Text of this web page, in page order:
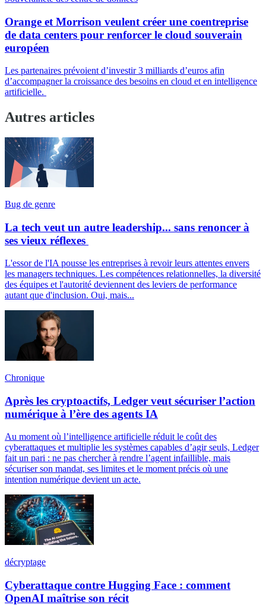
Orange et Morrison veulent créer une coentreprise
de data centers pour renforcer le cloud souverain
européen
Les partenaires prévoient d’investir 3 milliards d’euros afin
d’accompagner la croissance des besoins en cloud et en intelligence
artificielle.
Autres articles
Bug de genre
La tech veut un autre leadership... sans renoncer à
ses vieux réflexes
L'essor de l'IA pousse les entreprises à revoir leurs attentes envers
les managers techniques. Les compétences relationnelles, la diversité
des équipes et l'autorité deviennent des leviers de performance
autant que d'inclusion. Oui, mais...
Chronique
Après les cryptoactifs, Ledger veut sécuriser l’action
numérique à l’ère des agents IA
Au moment où l’intelligence artificielle réduit le coût des
cyberattaques et multiplie les systèmes capables d’agir seuls, Ledger
fait un pari : ne pas chercher à rendre l’agent infaillible, mais
sécuriser son mandat, ses limites et le moment précis où une
intention numérique devient un acte.
décryptage
Cyberattaque contre Hugging Face : comment
OpenAI maîtrise son récit